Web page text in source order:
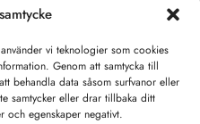
vi teknologier som cookies
Genom att samtycka till
behandla data såsom surfvanor eller
samtycker eller drar tillbaka ditt
och egenskaper negativt.
2648
LÄGG TILL I VARUKORG